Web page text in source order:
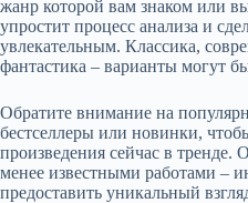
жанр которой вам знаком или
упростит процесс анализа и
увлекательным. Классика,
фантастика – варианты могут
Обратите внимание на
бестселлеры или новинки,
произведения сейчас в тренде.
менее известными работами –
предоставить уникальный